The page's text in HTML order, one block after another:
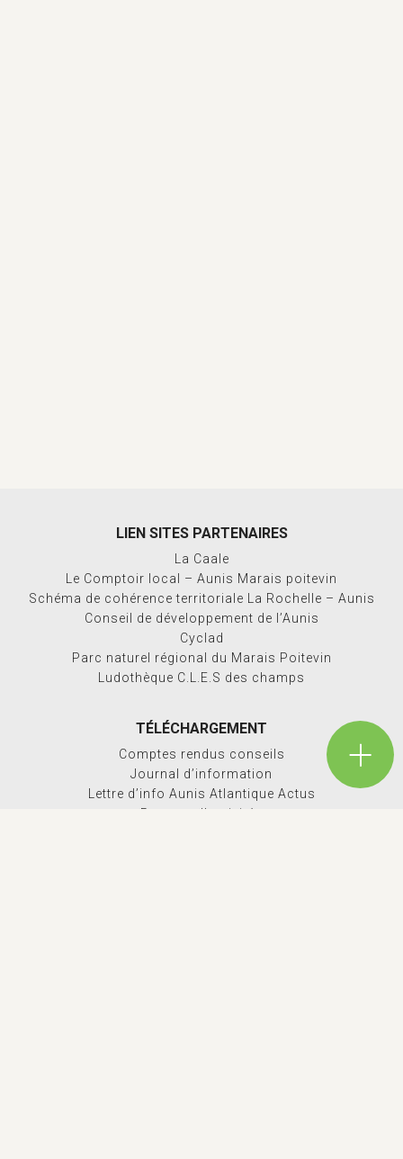
LIEN SITES PARTENAIRES
La Caale
Le Comptoir local – Aunis Marais poitevin
Schéma de cohérence territoriale La Rochelle – Aunis
Conseil de développement de l’Aunis
Cyclad
Parc naturel régional du Marais Poitevin
Ludothèque C.L.E.S des champs
TÉLÉCHARGEMENT
Comptes rendus conseils
Journal d’information
Lettre d’info Aunis Atlantique Actus
Rapport d’activités